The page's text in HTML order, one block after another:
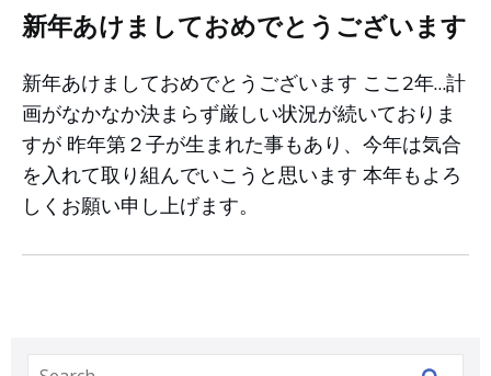
新年あけましておめでとうございます
新年あけましておめでとうございます ここ2年…計
画がなかなか決まらず厳しい状況が続いておりま
すが 昨年第２子が生まれた事もあり、今年は気合
を入れて取り組んでいこうと思います 本年もよろ
しくお願い申し上げます。